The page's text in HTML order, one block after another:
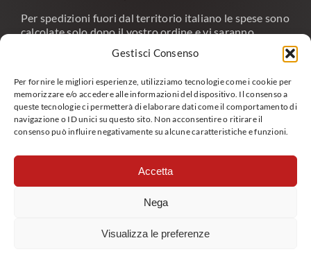
Gestisci Consenso
Per fornire le migliori esperienze, utilizziamo tecnologie come i cookie per
memorizzare e/o accedere alle informazioni del dispositivo. Il consenso a
queste tecnologie ci permetterà di elaborare dati come il comportamento di
navigazione o ID unici su questo sito. Non acconsentire o ritirare il
consenso può influire negativamente su alcune caratteristiche e funzioni.
Accetta
Nega
Visualizza le preferenze
Per spedizioni fuori dal territorio italiano le spese sono
calcolate solo dopo il vostro ordine e vi saranno
Per tutte le spedizioni e per le consegne su
appuntamento effettuate tramite corriere e’
obbligatorio indicare il numero di telefono del
destinatario.
> CONTATTACI >
Copyright 2026 | All Rights Reserved | design by